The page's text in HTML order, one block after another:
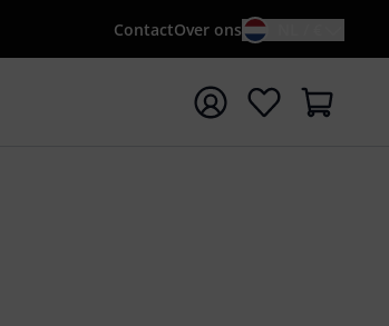
ContactOver ons
{searchTerm}